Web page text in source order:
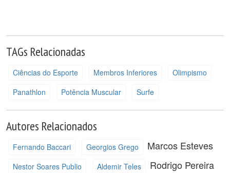
TAGs Relacionadas
Ciências do Esporte Membros Inferiores
Olimpismo
Panathlon
Potência Muscular Surfe
Autores Relacionados
Fernando Baccari Georgios Grego Marcos Esteves
Nestor Soares Publio Aldemir Teles Rodrigo Pereira